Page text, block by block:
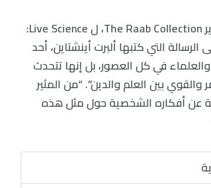
قال ناثان راب، مدير The Raab Collection، ل Live Science:
الرسالة التي كتبها ألبرت أينشتاين، أحد
في كل العصور، بل إنها تتحدث
بين العلم والدين”. “من المثير
عن أفكاره الشخصية حول مثل هذه